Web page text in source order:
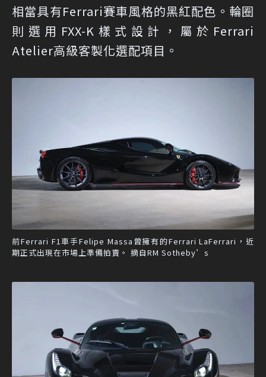
相當具有Ferrari賽車風格的黑紅配色。輪圈
則選用FXX-K樣式設計，屬於Ferrari
Atelier高級客製化選配項目。
前Ferrari F1車手Felipe Massa曾擁有的Ferrari LaFerrari，近
期正式出現在市場上準備拍賣。 摘自RM Sotheby’s